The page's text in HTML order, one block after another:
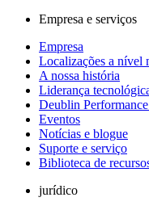
Empresa e serviços
Empresa
Localizações a nível
A nossa história
Liderança
Deublin
Eventos
Notícias e blogue
Suporte e serviço
Biblioteca de
jurídico